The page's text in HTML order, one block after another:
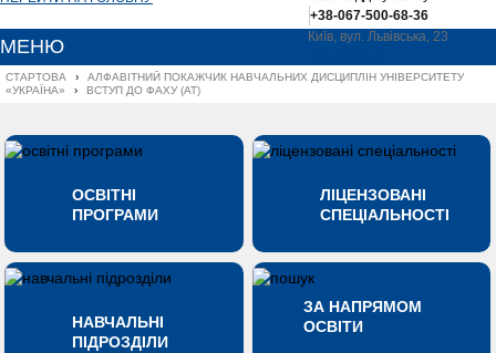
+38-067-500-68-36
Київ, вул. Львівська, 23
МЕНЮ
СТАРТОВА ›
АЛФАВІТНИЙ ПОКАЖЧИК НАВЧАЛЬНИХ ДИСЦИПЛІН УНІВЕРСИТЕТУ
«УКРАЇНА»
› ВСТУП ДО ФАХУ (АТ)
ОСВІТНІ
ПРОГРАМИ
ЛІЦЕНЗОВАНІ
СПЕЦІАЛЬНОСТІ
НАВЧАЛЬНІ
ПІДРОЗДІЛИ
ЗА НАПРЯМОМ
ОСВІТИ